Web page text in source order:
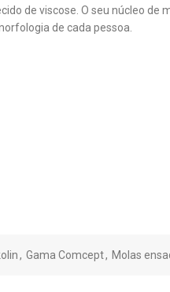
de viscose. O seu núcleo
de cada pessoa.
, Gama Comcept, Molas